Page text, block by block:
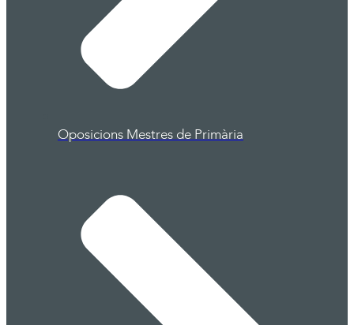
Oposicions Mestres de Primària